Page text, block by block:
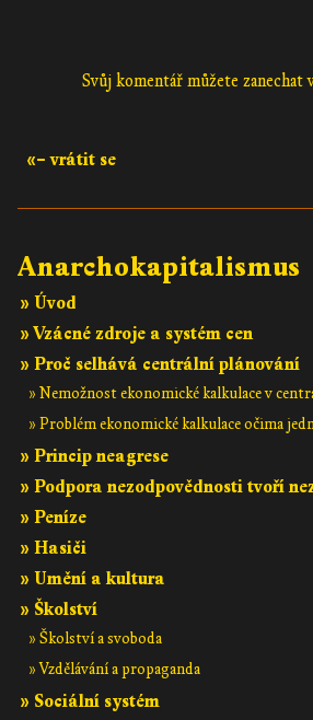
Svůj komentář můžete zanechat
«– vrátit se
Anarchokapitalismus
» Úvod
» Vzácné zdroje a systém cen
» Proč selhává centrální plánování
» Nemožnost ekonomické kalkulace v
» Problém ekonomické kalkulace očima
» Princip neagrese
» Podpora nezodpovědnosti tvoří
» Peníze
» Hasiči
» Umění a kultura
» Školství
» Školství a svoboda
» Vzdělávání a propaganda
» Sociální systém